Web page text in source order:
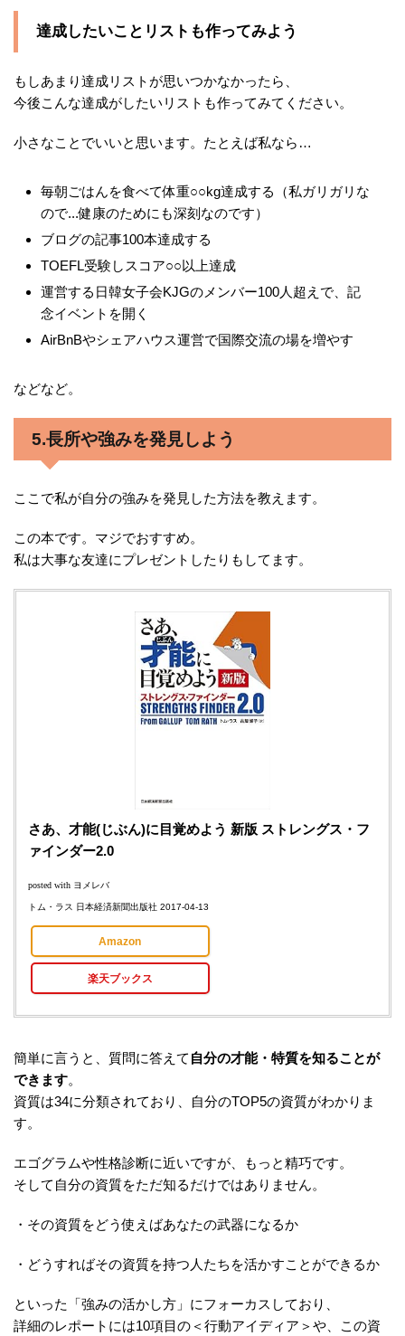
達成したいことリストも作ってみよう
もしあまり達成リストが思いつかなかったら、
今後こんな達成がしたいリストも作ってみてください。
小さなことでいいと思います。たとえば私なら…
毎朝ごはんを食べて体重○○kg達成する（私ガリガリな
ので...健康のためにも深刻なのです）
ブログの記事100本達成する
TOEFL受験しスコア○○以上達成
運営する日韓女子会KJGのメンバー100人超えで、記
念イベントを開く
AirBnBやシェアハウス運営で国際交流の場を増やす
などなど。
5.長所や強みを発見しよう
ここで私が自分の強みを発見した方法を教えます。
この本です。マジでおすすめ。
私は大事な友達にプレゼントしたりもしてます。
さあ、才能(じぶん)に目覚めよう 新版 ストレングス・フ
ァインダー2.0
posted with ヨメレバ
トム・ラス 日本経済新聞出版社 2017-04-13
Amazon
楽天ブックス
簡単に言うと、質問に答えて 自分の才能・特質を知ることが
できます。
資質は34に分類されており、自分のTOP5の資質がわかりま
す。
エゴグラムや性格診断に近いですが、もっと精巧です。
そして自分の資質をただ知るだけではありません。
・その資質をどう使えばあなたの武器になるか
・どうすればその資質を持つ人たちを活かすことができるか
といった「強みの活かし方」にフォーカスしており、
詳細のレポートには10項目の＜行動アイディア＞や、この資